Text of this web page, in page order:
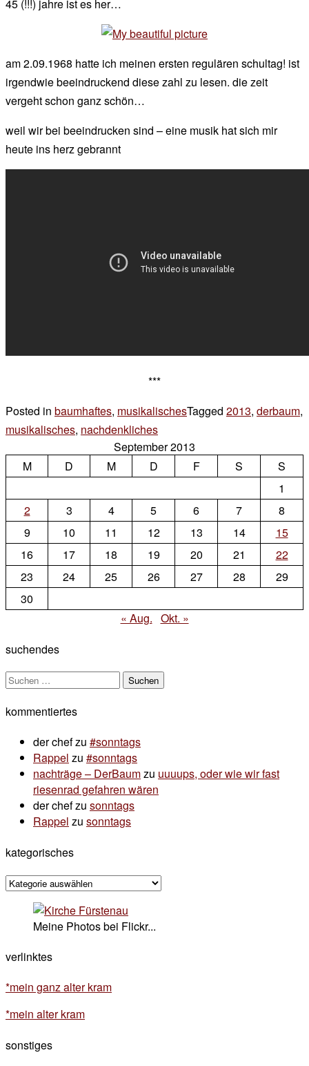
45 (!!!) jahre ist es her…
am 2.09.1968 hatte ich meinen ersten regulären schultag! ist
irgendwie beeindruckend diese zahl zu lesen. die zeit
vergeht schon ganz schön…
weil wir bei beeindrucken sind – eine musik hat sich mir
heute ins herz gebrannt
***
Posted in baumhaftes, musikalischesTagged 2013, derbaum,
musikalisches, nachdenkliches
zu
tag
genau
September 2013
M
D M D F S
S
1
2
3 4 5 6 7
8
9
10 11 12 13 14
15
16
17 18 19 20 21
22
23
24 25 26 27 28
29
30
« Aug. Okt. »
suchendes
Suchen
kommentiertes
der chefzu #sonntags
Rappel zu #sonntags
nachträge – DerBaumzu uuuups, oder wie wir fast
riesenrad gefahren wären
der chefzu sonntags
Rappel zu sonntags
kategorisches
kategorisches
Meine Photos bei Flickr...
verlinktes
*mein ganz alter kram
*mein alter kram
sonstiges